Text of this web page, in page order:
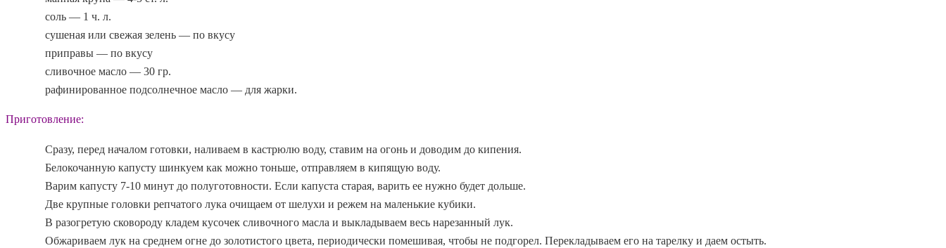
соль — 1 ч. л.
сушеная или свежая зелень — по вкусу
приправы — по вкусу
сливочное масло — 30 гр.
рафинированное подсолнечное масло — для жарки.
Приготовление:
Сразу, перед началом готовки, наливаем в кастрюлю воду, ставим на огонь и доводим до кипения.
Белокочанную капусту шинкуем как можно тоньше, отправляем в кипящую воду.
Варим капусту 7-10 минут до полуготовности. Если капуста старая, варить ее нужно будет дольше.
Две крупные головки репчатого лука очищаем от шелухи и режем на маленькие кубики.
В разогретую сковороду кладем кусочек сливочного масла и выкладываем весь нарезанный лук.
Обжариваем лук на среднем огне до золотистого цвета, периодически помешивая, чтобы не подгорел. Перекладываем его на тарелку и даем остыть.